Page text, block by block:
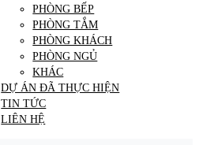
PHÒNG BẾP
PHÒNG TẮM
PHÒNG KHÁCH
PHÒNG NGỦ
KHÁC
DỰ ÁN ĐÃ THỰC HIỆN
TIN TỨC
LIÊN HỆ